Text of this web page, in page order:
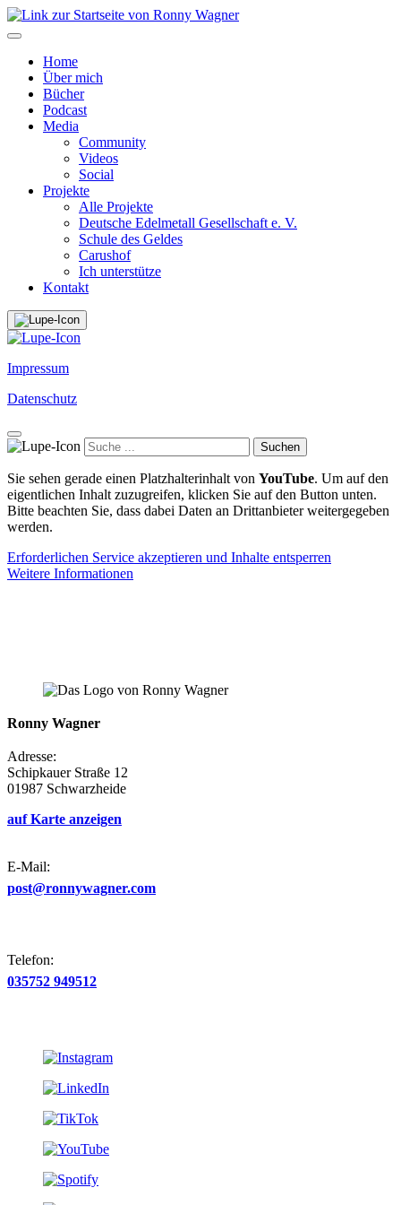
Home
Über mich
Bücher
Podcast
Media
Community
Videos
Social
Projekte
Alle Projekte
Deutsche Edelmetall Gesellschaft e. V.
Schule des Geldes
Carushof
Ich unterstütze
Kontakt
Impressum
Datenschutz
Suchen
Sie sehen gerade einen Platzhalterinhalt von YouTube. Um auf den
eigentlichen Inhalt zuzugreifen, klicken Sie auf den Button unten.
Bitte beachten Sie, dass dabei Daten an Drittanbieter weitergegeben
werden.
Erforderlichen Service akzeptieren und Inhalte entsperren
Weitere Informationen
Ronny Wagner
Adresse:
Schipkauer Straße 12
01987 Schwarzheide
auf Karte anzeigen
E-Mail:
post@ronnywagner.com
Telefon:
035752 949512